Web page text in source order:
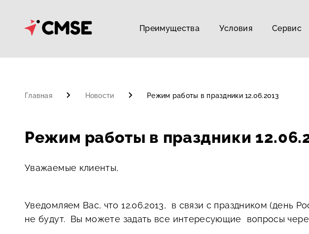
Преимущества Условия Сервис
Главная Новости Режим работы в праздники 12.06.2013
Режим работы в праздники
Уважаемые клиенты,
Уведомляем Вас, что 12.06.2013, в связи с праздником (день
не будут. Вы можете задать все интересующие вопросы